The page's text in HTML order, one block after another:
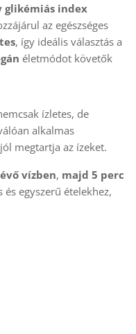
glikémiás index
az egészséges
, így ideális választás a
életmódot követők
ízletes, de
alkalmas
megtartja az ízeket.
vízben, majd 5 perc
egyszerű ételekhez,